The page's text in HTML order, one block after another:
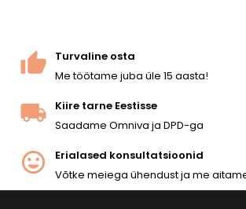
välja. Vedruga töötav, ~350
FPS / 1,14 J 0,20 g BB-
kuulidega, kogupikkus 1120
Turvaline osta
Me töötame juba üle 15 aasta!
Kiire tarne Eestisse
Saadame Omniva ja DPD-ga
Erialased konsultatsioonid
Võtke meiega ühendust ja me